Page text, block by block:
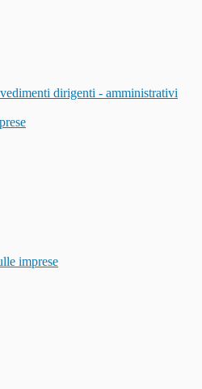
dirigenti - amministrativi
imprese